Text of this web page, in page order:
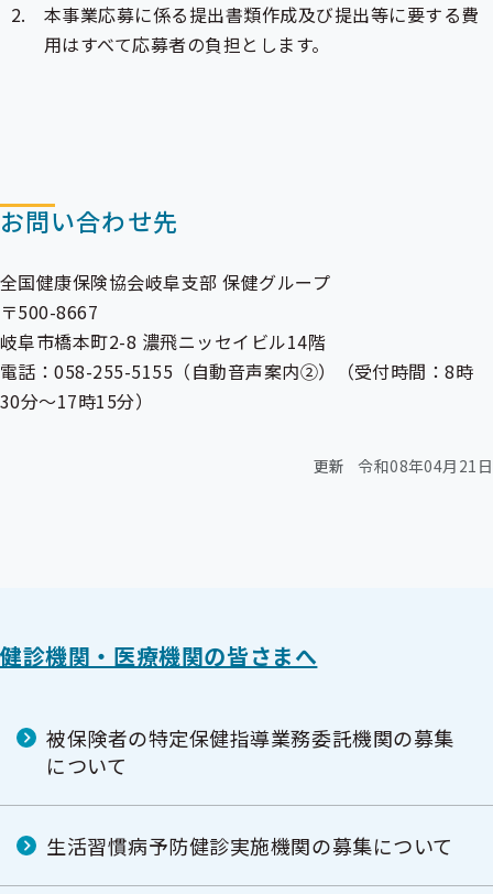
本事業応募に係る提出書類作成及び提出等に要する費
用はすべて応募者の負担とします。
お問い合わせ先
全国健康保険協会岐阜支部 保健グループ
〒500-8667
岐阜市橋本町2-8 濃飛ニッセイビル14階
電話：058-255-5155（自動音声案内②）（受付時間：8時
30分～17時15分）
更新 令和08年04月21日
健診機関・医療機関の皆さまへ
被保険者の特定保健指導業務委託機関の募集
について
生活習慣病予防健診実施機関の募集について